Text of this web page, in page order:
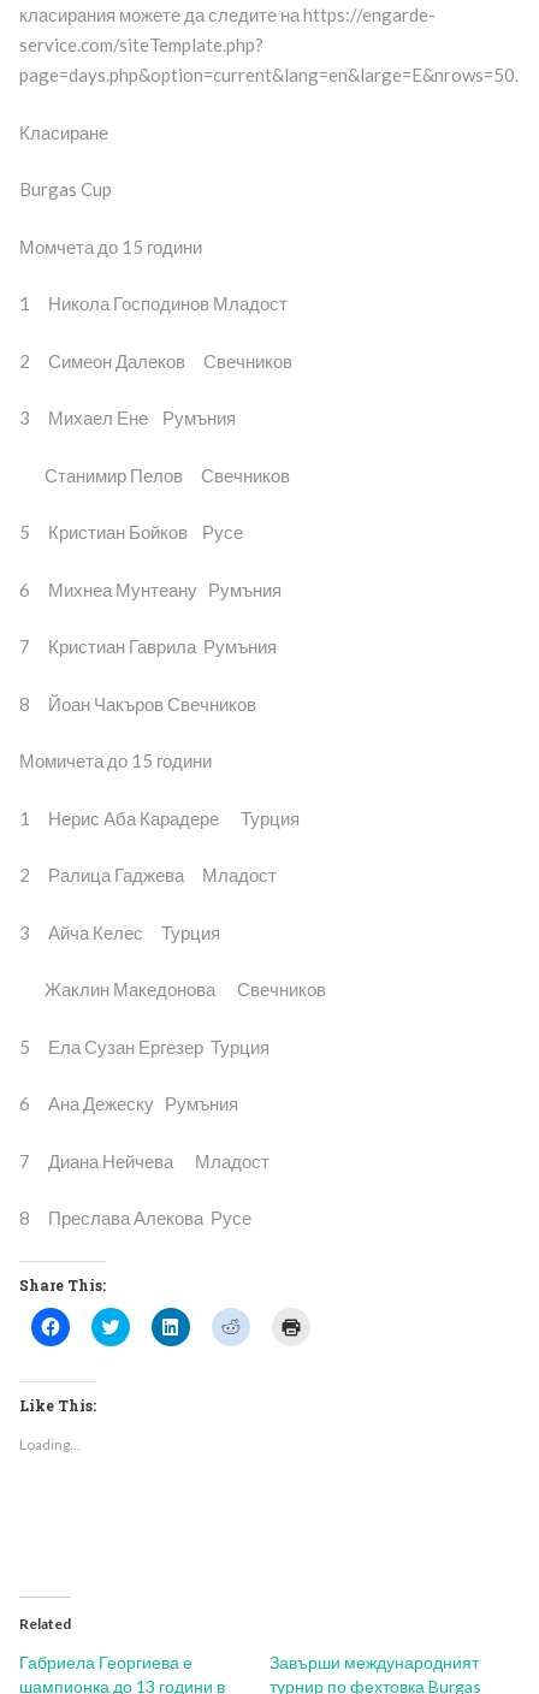
класирания можете да следите на https://engarde-
service.com/siteTemplate.php?
page=days.php&option=current&lang=en&large=E&nrows=50.
Класиране
Burgas Cup
Момчета до 15 години
1 Никола Господинов Младост
2 Симеон Далеков Свечников
3 Михаел Ене Румъния
Станимир Пелов Свечников
5 Кристиан Бойков Русе
6 Михнеа Мунтеану Румъния
7 Кристиан Гаврила Румъния
8 Йоан Чакъров Свечников
Момичета до 15 години
1 Нерис Аба Карадере Турция
2 Ралица Гаджева Младост
3 Айча Келес Турция
Жаклин Македонова Свечников
5 Ела Сузан Ергезер Турция
6 Ана Дежеску Румъния
7 Диана Нейчева Младост
8 Преслава Алекова Русе
Share This:
Click
to
Facebook
(Opens
in
window)
Click
to
Click
to
Click
to
Like This:
Loading...
Related
Габриела Георгиева е
шампионка до 13 години в
Завърши международният
турнир по фехтовка Burgas